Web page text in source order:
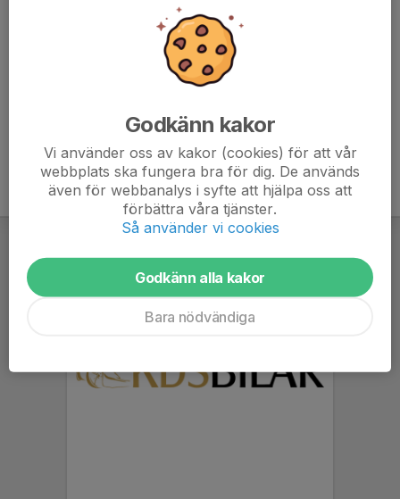
Godkänn kakor
Vi använder oss av kakor (cookies) för att vår
webbplats ska fungera bra för dig. De används
även för webbanalys i syfte att hjälpa oss att
förbättra våra tjänster.
Så använder vi cookies
Godkänn alla kakor
Bara nödvändiga